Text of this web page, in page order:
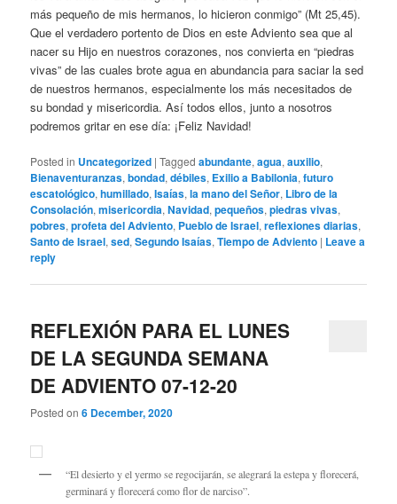
más pequeño de mis hermanos, lo hicieron conmigo” (Mt 25,45).
Que el verdadero portento de Dios en este Adviento sea que al
nacer su Hijo en nuestros corazones, nos convierta en “piedras
vivas” de las cuales brote agua en abundancia para saciar la sed
de nuestros hermanos, especialmente los más necesitados de
su bondad y misericordia. Así todos ellos, junto a nosotros
podremos gritar en ese día: ¡Feliz Navidad!
Posted in Uncategorized |Tagged abundante,agua,auxilio,
Bienaventuranzas,bondad,débiles, Exilio a Babilonia,futuro
escatológico,humillado,Isaías,la mano del Señor, Libro de la
Consolación,misericordia,Navidad,pequeños,piedras vivas,
pobres,profeta del Adviento, Pueblo de Israel,reflexiones diarias,
Santo de Israel,sed,Segundo Isaías,Tiempo de Adviento | Leave a
reply
REFLEXIÓN PARA EL LUNES
DE LA SEGUNDA SEMANA
DE ADVIENTO 07-12-20
Posted on6 December, 2020
“El desierto y el yermo se regocijarán, se alegrará la estepa y florecerá,
germinará y florecerá como flor de narciso”.